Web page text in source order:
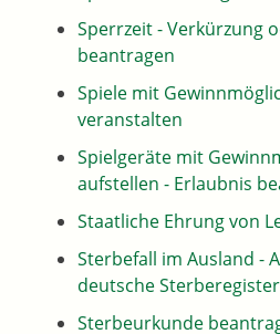
Sperrzeit - Verkürzung
beantragen
Spiele mit
veranstalten
Spielgeräte mit
aufstellen - Erlaubnis
Staatliche Ehrung von
Sterbefall im Ausland -
deutsche
Sterbeurkunde